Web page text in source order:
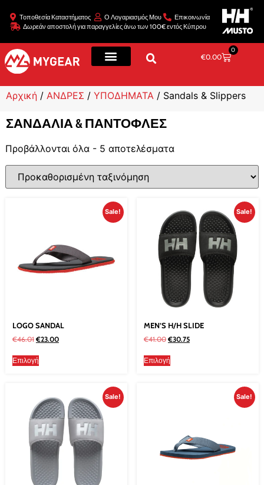
Τοποθεσία Καταστήματος Ο Λογαριασμός Μου
Επικοινωνία
Δωρεάν αποστολή για παραγγελίες άνω των 100€ εντός Κύπρου
€0.00
0
Αρχική / ΑΝΔΡΕΣ / ΥΠΟΔΗΜΑΤΑ / Sandals & Slippers
ΣΑΝΔΆΛΙΑ & ΠΑΝΤΌΦΛΕΣ
Προβάλλονται όλα - 5 αποτελέσματα
Sale!
LOGO SANDAL
€46.01 €23.00
Επιλογή
Sale!
MEN’S H/H SLIDE
€41.00 €30.75
Επιλογή
Sale! Sale!